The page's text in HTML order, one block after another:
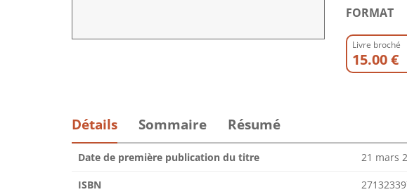
FORMAT
Livre broché
15.00 €
Détails Sommaire Résumé
Date de première publication du titre 21 mars
ISBN